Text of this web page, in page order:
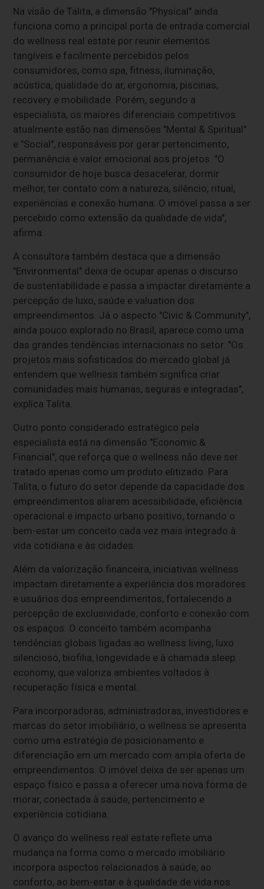
Na visão de Talita, a dimensão "Physical" ainda
funciona como a principal porta de entrada comercial
do wellness real estate por reunir elementos
tangíveis e facilmente percebidos pelos
consumidores, como spa, fitness, iluminação,
acústica, qualidade do ar, ergonomia, piscinas,
recovery e mobilidade. Porém, segundo a
especialista, os maiores diferenciais competitivos
atualmente estão nas dimensões "Mental & Spiritual"
e "Social", responsáveis por gerar pertencimento,
permanência e valor emocional aos projetos. "O
consumidor de hoje busca desacelerar, dormir
melhor, ter contato com a natureza, silêncio, ritual,
experiências e conexão humana. O imóvel passa a ser
percebido como extensão da qualidade de vida",
afirma.
A consultora também destaca que a dimensão
"Environmental" deixa de ocupar apenas o discurso
de sustentabilidade e passa a impactar diretamente a
percepção de luxo, saúde e valuation dos
empreendimentos. Já o aspecto "Civic & Community",
ainda pouco explorado no Brasil, aparece como uma
das grandes tendências internacionais no setor. "Os
projetos mais sofisticados do mercado global já
entendem que wellness também significa criar
comunidades mais humanas, seguras e integradas",
explica Talita.
Outro ponto considerado estratégico pela
especialista está na dimensão "Economic &
Financial", que reforça que o wellness não deve ser
tratado apenas como um produto elitizado. Para
Talita, o futuro do setor depende da capacidade dos
empreendimentos aliarem acessibilidade, eficiência
operacional e impacto urbano positivo, tornando o
bem-estar um conceito cada vez mais integrado à
vida cotidiana e às cidades.
Além da valorização financeira, iniciativas wellness
impactam diretamente a experiência dos moradores
e usuários dos empreendimentos, fortalecendo a
percepção de exclusividade, conforto e conexão com
os espaços. O conceito também acompanha
tendências globais ligadas ao wellness living, luxo
silencioso, biofilia, longevidade e à chamada sleep
economy, que valoriza ambientes voltados à
recuperação física e mental.
Para incorporadoras, administradoras, investidores e
marcas do setor imobiliário, o wellness se apresenta
como uma estratégia de posicionamento e
diferenciação em um mercado com ampla oferta de
empreendimentos. O imóvel deixa de ser apenas um
espaço físico e passa a oferecer uma nova forma de
morar, conectada à saúde, pertencimento e
experiência cotidiana.
O avanço do wellness real estate reflete uma
mudança na forma como o mercado imobiliário
incorpora aspectos relacionados à saúde, ao
conforto, ao bem-estar e à qualidade de vida nos